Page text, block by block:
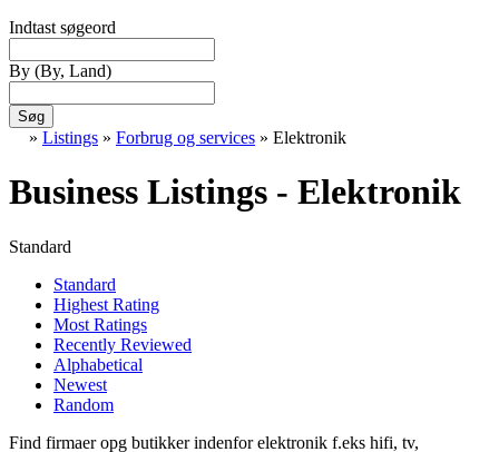
Indtast søgeord
By (By, Land)
Søg
» Listings » Forbrug og services » Elektronik
Business Listings - Elektronik
Standard
Standard
Highest Rating
Most Ratings
Recently Reviewed
Alphabetical
Newest
Random
Find firmaer opg butikker indenfor elektronik f.eks hifi, tv,